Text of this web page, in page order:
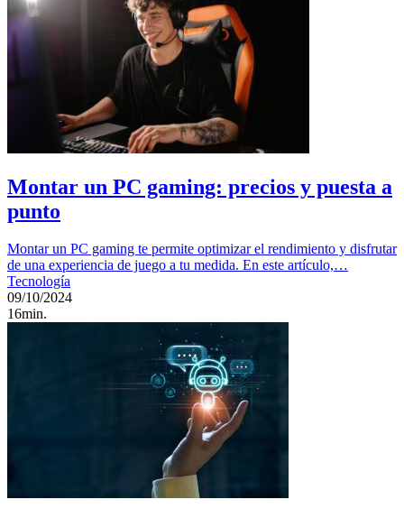
Montar un PC gaming: precios y puesta a
punto
Montar un PC gaming te permite optimizar el rendimiento y disfrutar
de una experiencia de juego a tu medida. En este artículo,…
Tecnología
09/10/2024
16min.